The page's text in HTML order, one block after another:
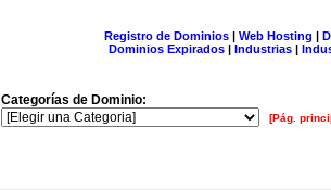
Registro de Dominios| Web Hosting |
Dominios Expirados | Industrias |
Categorías de Dominio:
[Pág.